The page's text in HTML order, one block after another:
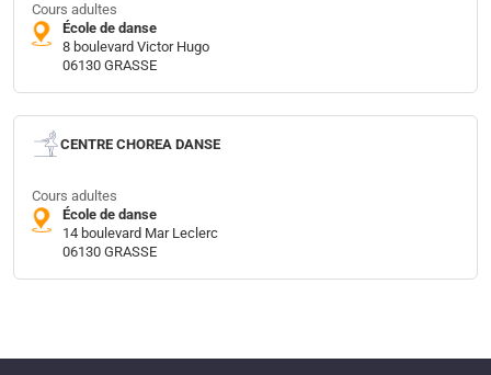
Cours adultes
École de danse
8 boulevard Victor Hugo
06130 GRASSE
CENTRE CHOREA DANSE
Cours adultes
École de danse
14 boulevard Mar Leclerc
06130 GRASSE